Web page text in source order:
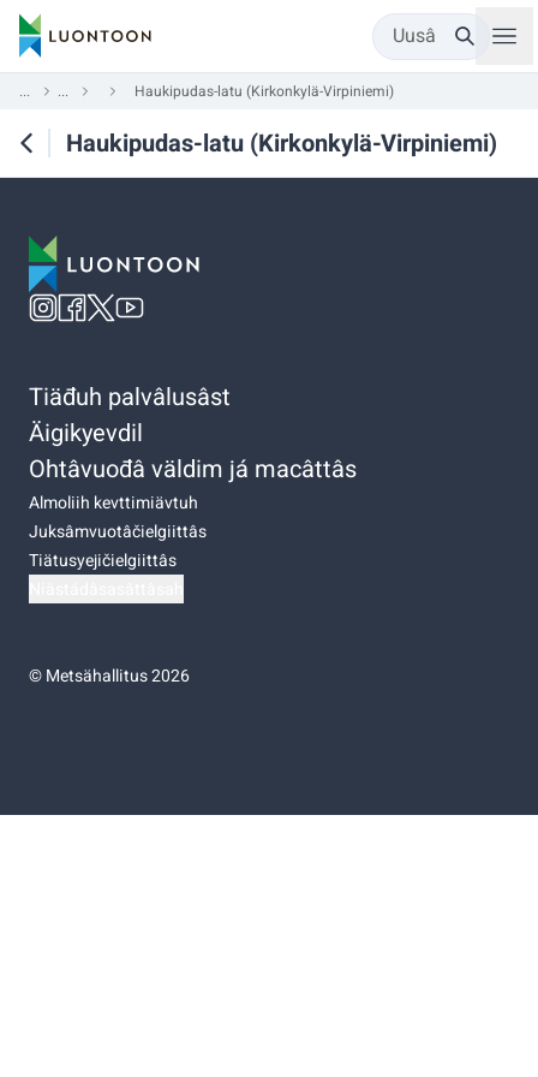
Uusâ
... ... Haukipudas-latu (Kirkonkylä-Virpiniemi)
Haukipudas-latu (Kirkonkylä-Virpiniemi)
Tiäđuh palvâlusâst
Äigikyevdil
Ohtâvuođâ väldim já macâttâs
Almoliih kevttimiävtuh
Juksâmvuotâčielgiittâs
Tiätusyejičielgiittâs
©Metsähallitus 2026